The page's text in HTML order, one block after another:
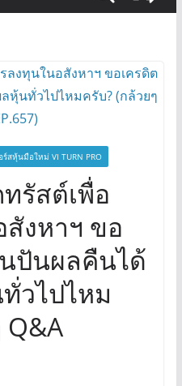
สหุ้นมือใหม่ VI TURN PRO
รัสต์เพื่อ
งหาฯ ขอ
ปันผลคืนได้
วไปไหม
Q&A